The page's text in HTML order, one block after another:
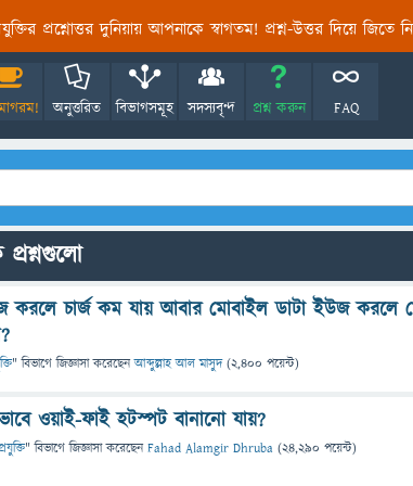
প্রশ্নোত্তর দুনিয়ায় আপনাকে স্বাগতম! প্রশ্ন-উত্তর দিয়ে জিতে
অনুত্তরিত বিভাগসমূহ সদস্যবৃন্দ প্রশ্ন করুন FAQ
প্রশ্নগুলো
করলে চার্জ কম যায় আবার মোবাইল ডাটা ইউজ করলে
" বিভাগে জিজ্ঞাসাকরেছেনআব্দুল্লাহ আল মাসুদ (2,400 পয়েন্ট)
ওয়াই-ফাই হটস্পট বানানো যায়?
" বিভাগে জিজ্ঞাসাকরেছেনFahad Alamgir Dhruba (24,290 পয়েন্ট)